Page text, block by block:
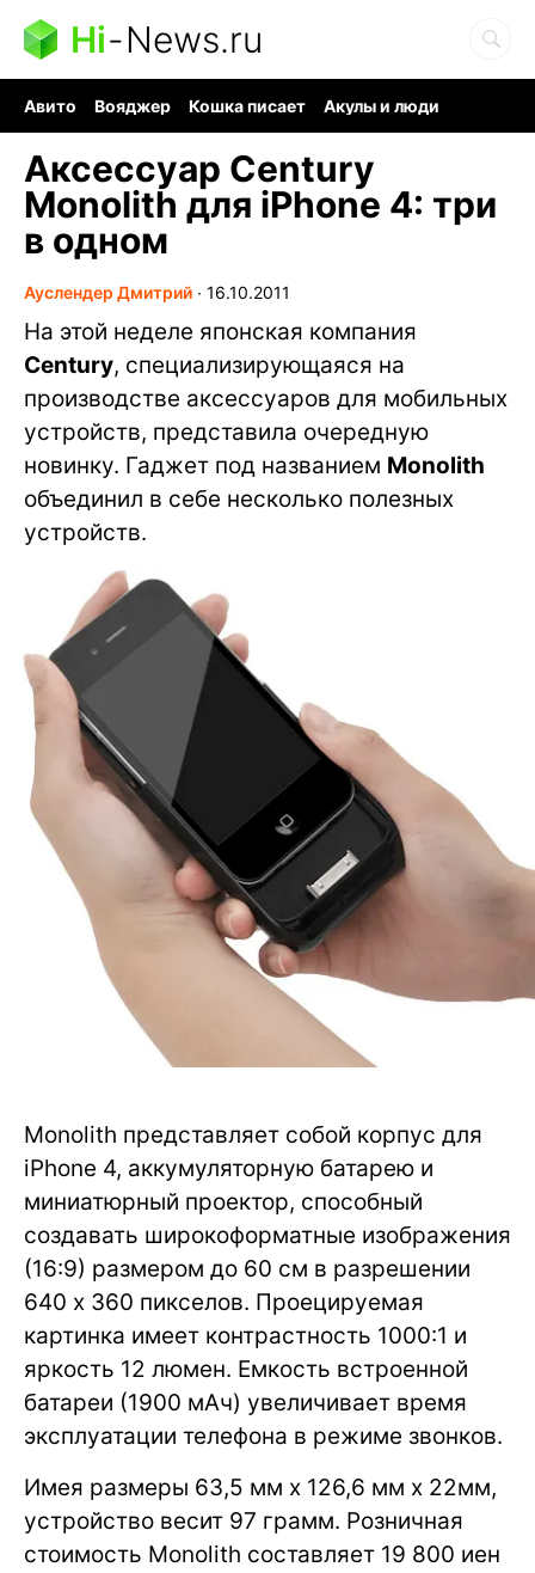
Hi-News.ru
Авито Вояджер Кошка писает
Акулы и люди
Аксессуар Century
Monolith для iPhone 4: три
в одном
Ауслендер Дмитрий ∙ 16.10.2011
На этой неделе японская компания
Century, специализирующаяся на
производстве аксессуаров для мобильных
устройств, представила очередную
новинку. Гаджет под названием Monolith
объединил в себе несколько полезных
устройств.
Monolith представляет собой корпус для
iPhone 4, аккумуляторную батарею и
миниатюрный проектор, способный
создавать широкоформатные изображения
(16:9) размером до 60 см в разрешении
640 х 360 пикселов. Проецируемая
картинка имеет контрастность 1000:1 и
яркость 12 люмен. Емкость встроенной
батареи (1900 мАч) увеличивает время
эксплуатации телефона в режиме звонков.
Имея размеры 63,5 мм x 126,6 мм x 22мм,
устройство весит 97 грамм. Розничная
стоимость Monolith составляет 19 800 иен